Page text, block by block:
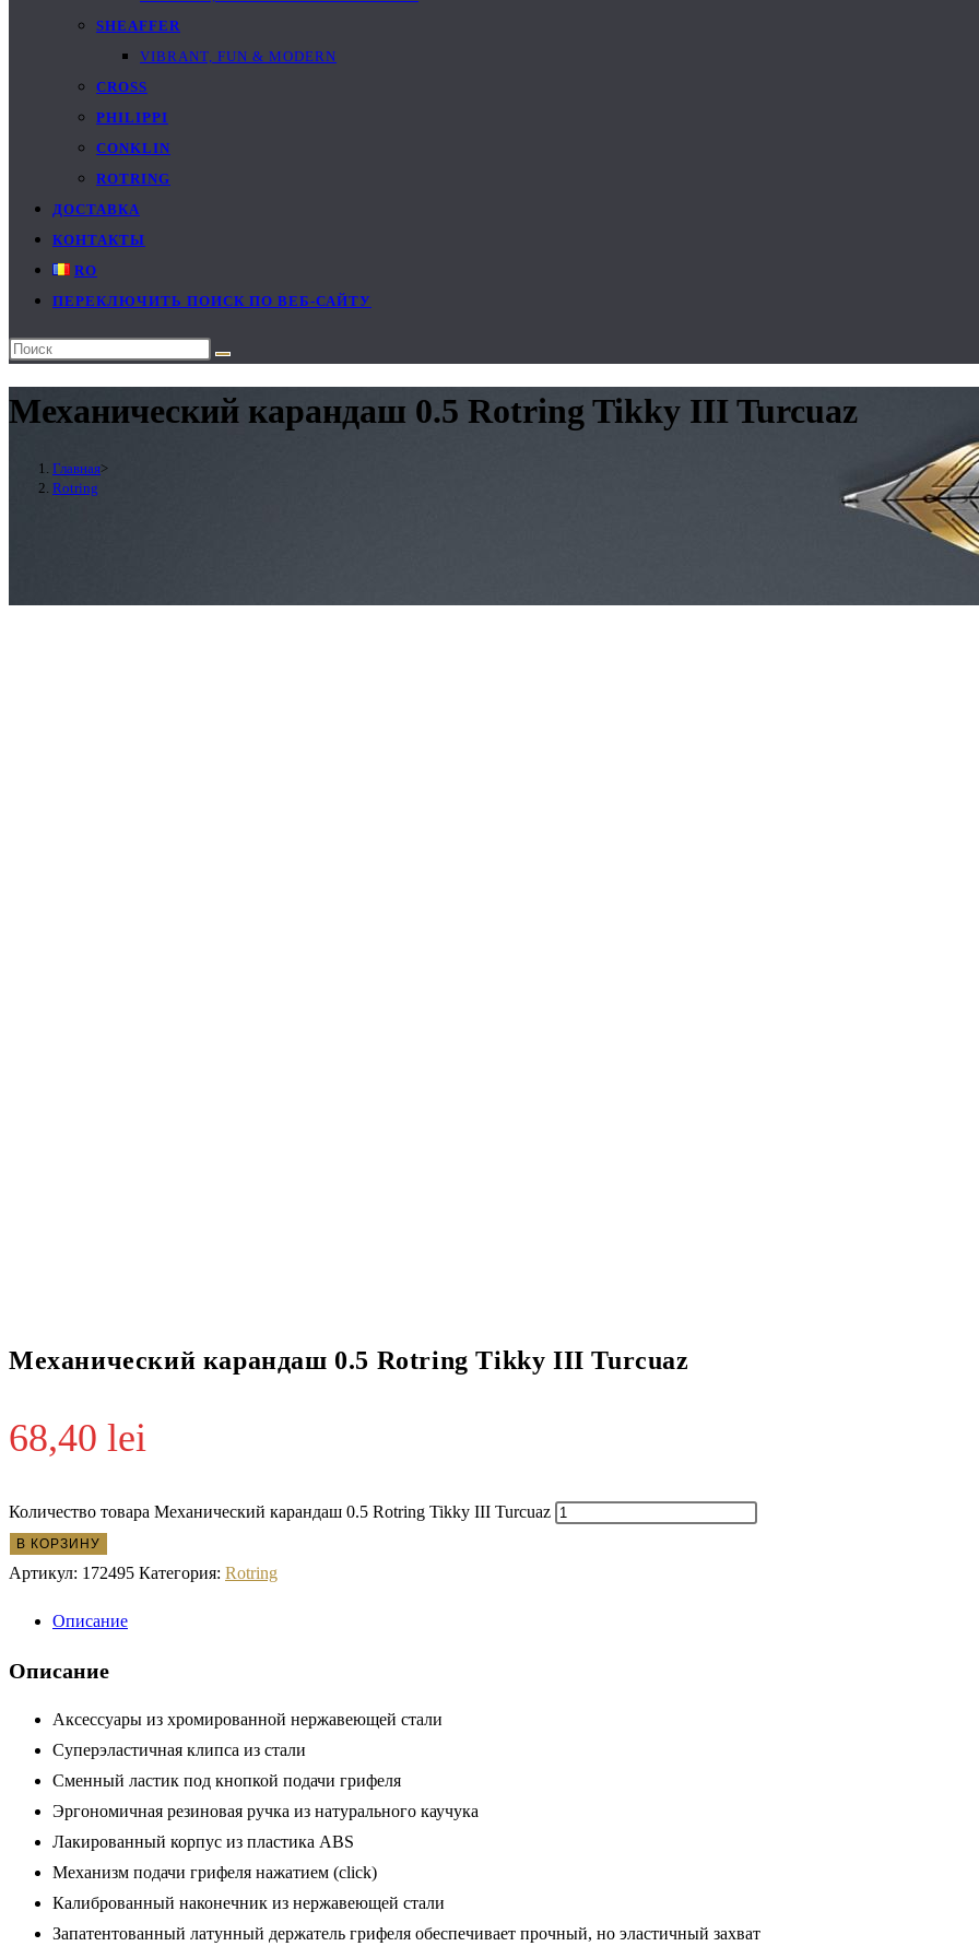
SHEAFFER
VIBRANT, FUN & MODERN
CROSS
PHILIPPI
CONKLIN
ROTRING
ДОСТАВКА
КОНТАКТЫ
RO
ПЕРЕКЛЮЧИТЬ ПОИСК ПО ВЕБ-САЙТУ
Механический карандаш 0.5 Rotring Tikky III Turcuaz
Главная>
Rotring
Механический карандаш 0.5 Rotring Tikky III Turcuaz
68,40 lei
Количество товара Механический карандаш 0.5 Rotring Tikky III Turcuaz
В КОРЗИНУ
Артикул: 172495 Категория: Rotring
Описание
Описание
Аксессуары из хромированной нержавеющей стали
Суперэластичная клипса из стали
Сменный ластик под кнопкой подачи грифеля
Эргономичная резиновая ручка из натурального каучука
Лакированный корпус из пластика ABS
Механизм подачи грифеля нажатием (click)
Калиброванный наконечник из нержавеющей стали
Запатентованный латунный держатель грифеля обеспечивает прочный, но эластичный захват